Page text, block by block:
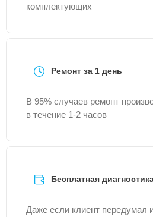
комплектующих
Ремонт за 1 день
В 95% случаев ремонт
в течение 1-2 часов
Бесплатная
Даже если клиент передумал